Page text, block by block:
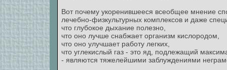
Вот почему укоренившееся всеобщее мнение
лечебно-физкультурных комплексов и даже
что глубокое дыхание полезно,
что оно лучше снабжает организм кислородом,
что оно улучшает работу легких,
что углекислый газ - это яд, подлежащий
- являются тяжелейшими заблуждениями